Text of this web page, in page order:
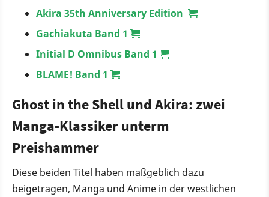
Akira 35th Anniversary Edition
Gachiakuta Band 1
Initial D Omnibus Band 1
BLAME! Band 1
Ghost in the Shell und Akira: zwei
Manga-Klassiker unterm
Preishammer
Diese beiden Titel haben maßgeblich dazu
beigetragen, Manga und Anime in der westlichen